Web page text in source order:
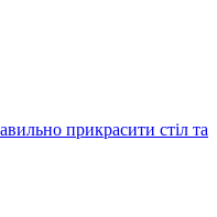
прикрасити стіл та